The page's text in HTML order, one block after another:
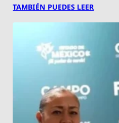
TAMBIÉN PUEDES LEER